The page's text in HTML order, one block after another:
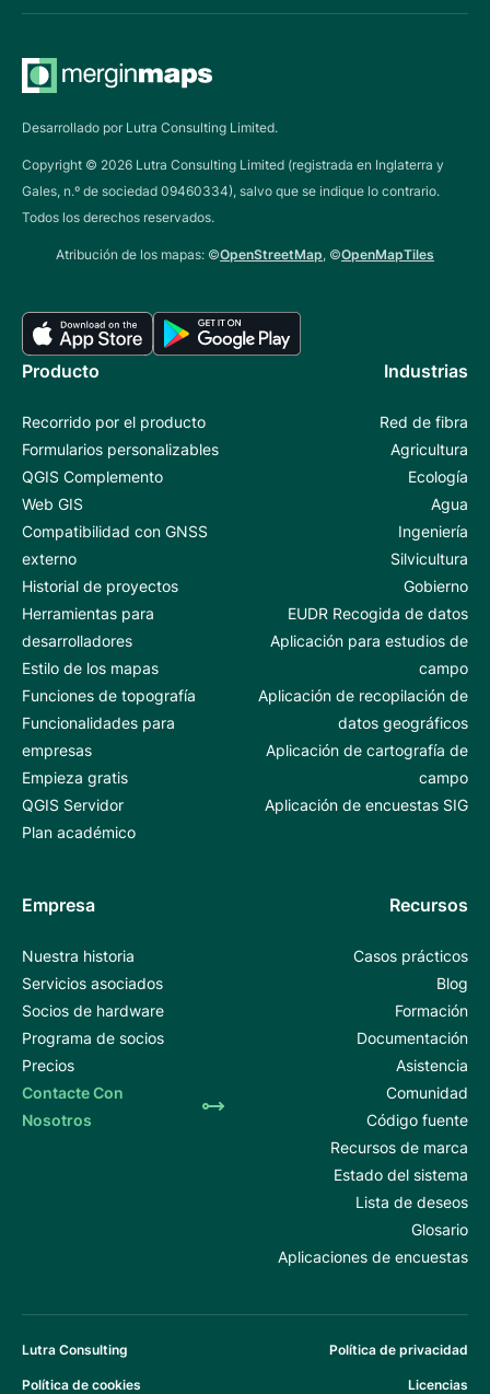
Desarrollado por Lutra Consulting Limited.
Copyright © 2026 Lutra Consulting Limited (registrada en Inglaterra y
Gales, n.º de sociedad 09460334), salvo que se indique lo contrario.
Todos los derechos reservados.
Atribución de los mapas: ©OpenStreetMap, ©OpenMapTiles
Producto
Recorrido por el producto
Formularios personalizables
QGIS Complemento
Web GIS
Compatibilidad con GNSS
externo
Historial de proyectos
Herramientas para
desarrolladores
Estilo de los mapas
Funciones de topografía
Funcionalidades para
empresas
Empieza gratis
QGIS Servidor
Plan académico
Industrias
Red de fibra
Agricultura
Ecología
Agua
Ingeniería
Silvicultura
Gobierno
EUDR Recogida de datos
Aplicación para estudios de
campo
Aplicación de recopilación de
datos geográficos
Aplicación de cartografía de
campo
Aplicación de encuestas SIG
Empresa
Nuestra historia
Servicios asociados
Socios de hardware
Programa de socios
Precios
Contacte Con
Nosotros
Recursos
Casos prácticos
Blog
Formación
Documentación
Asistencia
Comunidad
Código fuente
Recursos de marca
Estado del sistema
Lista de deseos
Glosario
Aplicaciones de encuestas
Lutra Consulting Política de privacidad
Política de cookies Licencias